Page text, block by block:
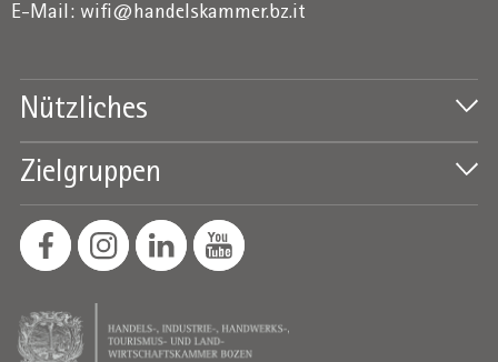
E-Mail: wifi@handelskammer.bz.it
Nützliches
Zielgruppen